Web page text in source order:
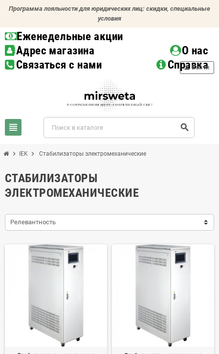
Программа лояльности для юридических лиц: скидки, специальные
условия
Еженедельные акции
Адрес магазина
О нас
Связаться с нами
Справка
view_headline search
person Войти
chevron_right IEK chevron_right Стабилизаторы электромеханические
СТАБИЛИЗАТОРЫ
ЭЛЕКТРОМЕХАНИЧЕСКИЕ
Релевантность